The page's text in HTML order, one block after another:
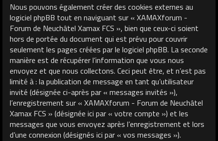
Nous pouvons également créer des cookies externes au
logiciel phpBB tout en naviguant sur « XAMAXforum -
Forum de Neuchâtel Xamax FCS », bien que ceux-ci soient
hors de portée du document qui est prévu pour couvrir
seulement les pages créées par le logiciel phpBB. La seconde
manière est de récupérer l’information que vous nous
envoyez et que nous collectons. Ceci peut être, et n’est pas
limité à : la publication de message en tant qu’utilisateur
invité (désignée ci-après par « messages invités »),
l’enregistrement sur « XAMAXforum - Forum de Neuchâtel
Xamax FCS » (désignée ici par « votre compte ») et les
messages que vous envoyez après l’enregistrement et lors
d’une connexion (désignés ici par « vos messages »).